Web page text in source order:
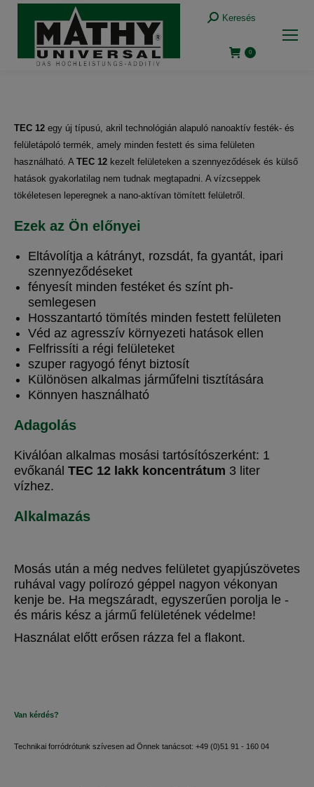
Keresés:
Keresés
0
TEC 12 egy új típusú, akril technológián alapuló nanoaktív festék- és
felületápoló termék, amely minden festett és sima felületen
használható. A TEC 12 kezelt felületeken a szennyeződések és külső
hatások gyakorlatilag nem tudnak megtapadni. A vízcseppek
tökéletesen leperegnek a nano-aktívan tömített felületről.
Ezek az Ön előnyei
Eltávolítja a kátrányt, rozsdát, fa gyantát, ipari
szennyeződéseket
fényesít minden festéket és színt ph-
semlegesen
Hosszantartó tömítés minden festett felületen
Véd az agresszív környezeti hatások ellen
Felfrissíti a régi felületeket
szuper ragyogó fényt biztosít
Különösen alkalmas járműfelni tisztítására
Könnyen használható
Adagolás
Kiválóan alkalmas mosási tartósítószerként: 1
evőkanál TEC 12 lakk koncentrátum 3 liter
vízhez.
Alkalmazás
Mosás után a még nedves felületet gyapjúszövetes
ruhával vagy polírozó géppel nagyon vékonyan
kenje be. Ha megszáradt, egyszerűen porolja le -
és máris kész a jármű felületének védelme!
Használat előtt erősen rázza fel a flakont.
Van kérdés?
Technikai forródrótunk szívesen ad Önnek tanácsot: +49 (0)51 91 - 160 04